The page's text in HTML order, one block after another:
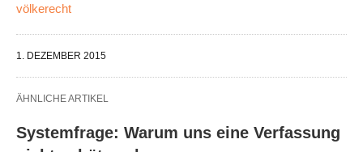
völkerecht
1. DEZEMBER 2015
ÄHNLICHE ARTIKEL
Systemfrage: Warum uns eine Verfassung